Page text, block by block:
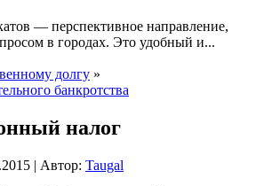
— перспективное направление,
в городах. Это удобный и...
долгу »
банкротства
налог
| Автор: Taugal